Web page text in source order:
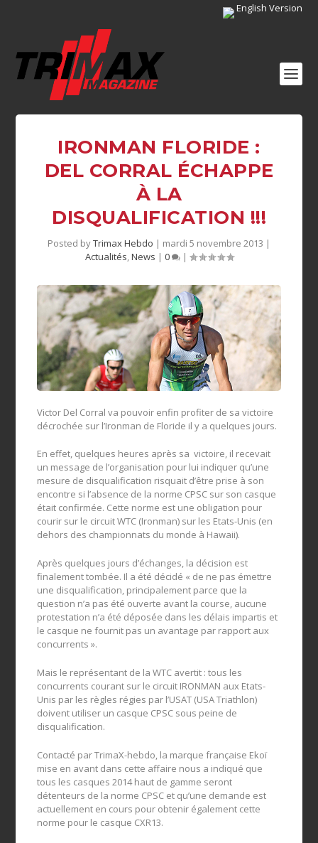
English Version
IRONMAN FLORIDE :
DEL CORRAL ÉCHAPPE
À LA
DISQUALIFICATION !!!
Posted byTrimax Hebdo | mardi 5 novembre 2013 |
Actualités,News | 0 |
Victor Del Corral va pouvoir enfin profiter de sa victoire
décrochée sur l’Ironman de Floride il y a quelques jours.
En effet, quelques heures après sa victoire, il recevait
un message de l’organisation pour lui indiquer qu’une
mesure de disqualification risquait d’être prise à son
encontre si l’absence de la norme CPSC sur son casque
était confirmée. Cette norme est une obligation pour
courir sur le circuit WTC (Ironman) sur les Etats-Unis (en
dehors des championnats du monde à Hawaii).
Après quelques jours d’échanges, la décision est
finalement tombée. Il a été décidé « de ne pas émettre
une disqualification, principalement parce que la
question n’a pas été ouverte avant la course, aucune
protestation n’a été déposée dans les délais impartis et
le casque ne fournit pas un avantage par rapport aux
concurrents ».
Mais le représentant de la WTC avertit : tous les
concurrents courant sur le circuit IRONMAN aux Etats-
Unis par les règles régies par l’USAT (USA Triathlon)
doivent utiliser un casque CPSC sous peine de
disqualification.
Contacté par TrimaX-hebdo, la marque française Ekoï
mise en avant dans cette affaire nous a indiqué que
tous les casques 2014 haut de gamme seront
détenteurs de la norme CPSC et qu’une demande est
actuellement en cours pour obtenir également cette
norme pour le casque CXR13.